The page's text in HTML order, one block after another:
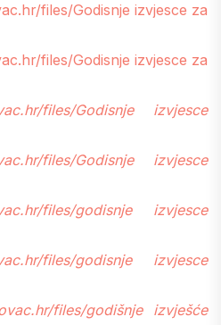
files/Godisnje izvjesce za
files/Godisnje izvjesce za
files/Godisnje izvjesce
files/Godisnje izvjesce
files/godisnje izvjesce
files/godisnje izvjesce
files/godišnje izvješće